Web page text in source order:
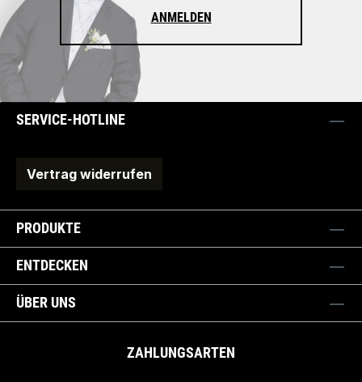
ANMELDEN
SERVICE-HOTLINE
Vertrag widerrufen
PRODUKTE
ENTDECKEN
ÜBER UNS
ZAHLUNGSARTEN